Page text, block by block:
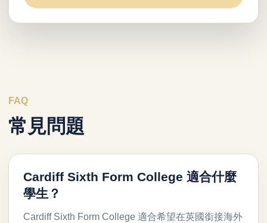
FAQ
常見問題
Cardiff Sixth Form College 適合什麼
學生？
Cardiff Sixth Form College 適合希望在英國銜接海外